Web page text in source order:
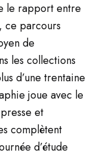
le rapport entre
ce parcours
de
les collections
d’une trentaine
joue avec le
et
complètent
d’étude